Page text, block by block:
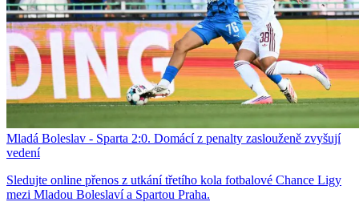
Mladá Boleslav - Sparta 2:0. Domácí z penalty zaslouženě zvyšují
vedení
Sledujte online přenos z utkání třetího kola fotbalové Chance Ligy
mezi Mladou Boleslaví a Spartou Praha.